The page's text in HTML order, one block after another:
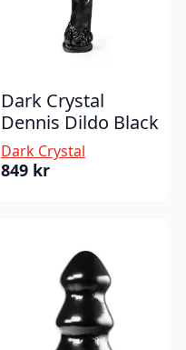
Dark Crystal
Dennis Dildo Black
Dark Crystal
849 kr